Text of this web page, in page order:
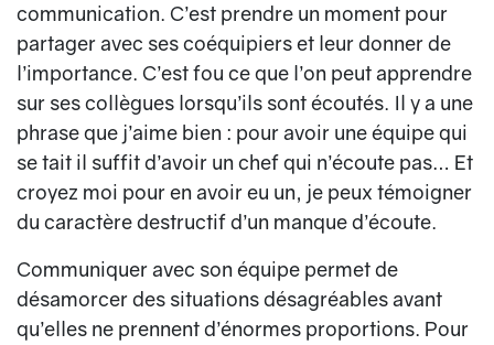
communication. C’est prendre un moment pour
partager avec ses coéquipiers et leur donner de
l’importance. C’est fou ce que l’on peut apprendre
sur ses collègues lorsqu’ils sont écoutés. Il y a une
phrase que j’aime bien : pour avoir une équipe qui
se tait il suffit d’avoir un chef qui n’écoute pas… Et
croyez moi pour en avoir eu un, je peux témoigner
du caractère destructif d’un manque d’écoute.
Communiquer avec son équipe permet de
désamorcer des situations désagréables avant
qu’elles ne prennent d’énormes proportions. Pour